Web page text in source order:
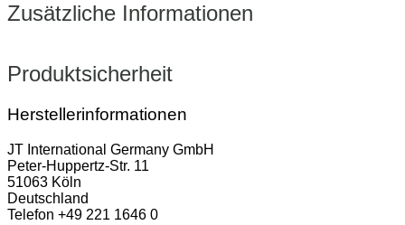
Zusätzliche Informationen
Produktsicherheit
Herstellerinformationen
JT International Germany GmbH
Peter-Huppertz-Str. 11
51063 Köln
Deutschland
Telefon +49 221 1646 0